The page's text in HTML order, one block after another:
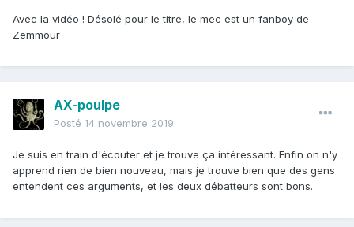
Avec la vidéo ! Désolé pour le titre, le mec est un fanboy de
Zemmour
AX-poulpe
Posté 14 novembre 2019
Je suis en train d'écouter et je trouve ça intéressant. Enfin on n'y
apprend rien de bien nouveau, mais je trouve bien que des gens
entendent ces arguments, et les deux débatteurs sont bons.